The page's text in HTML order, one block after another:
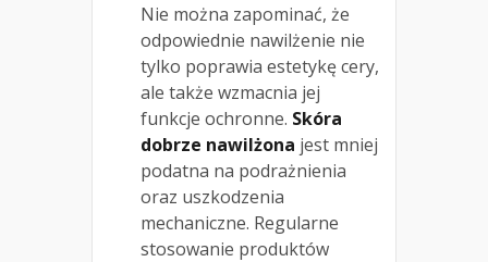
Nie można zapominać, że
odpowiednie nawilżenie nie
tylko poprawia estetykę cery,
ale także wzmacnia jej
funkcje ochronne. Skóra
dobrze nawilżona jest mniej
podatna na podrażnienia
oraz uszkodzenia
mechaniczne. Regularne
stosowanie produktów